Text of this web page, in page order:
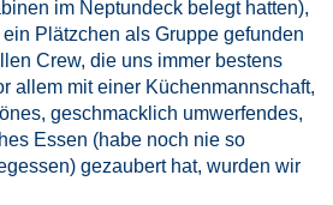
im Neptundeck belegt hatten),
Plätzchen als Gruppe gefunden
Crew, die uns immer bestens
allem mit einer Küchenmannschaft,
geschmacklich umwerfendes,
Essen (habe noch nie so
gezaubert hat, wurden wir